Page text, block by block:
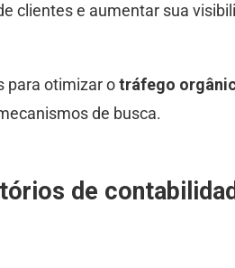
clientes e aumentar sua
para otimizar otráfego
de busca.
de